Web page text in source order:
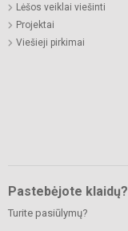
Lėšos veiklai viešinti
Projektai
Viešieji pirkimai
Pastebėjote klaidų?
Turite pasiūlymų?